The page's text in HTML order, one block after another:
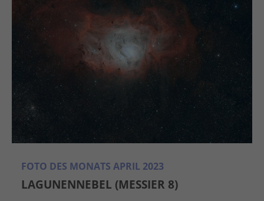
FOTO DES MONATS APRIL 2023
LAGUNENNEBEL (MESSIER 8)